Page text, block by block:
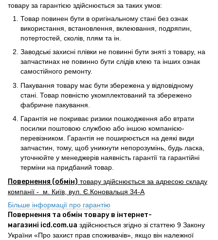
товару за гарантією здійснюється за таких умов:
Товар повинен бути в оригінальному стані без ознак
використання, встановлення, вклеювання, подряпин,
потертостей, сколів, плям та ін.
Заводські захисні плівки не повинні бути зняті з товару, на
запчастинах не повинно бути слідів клею та інших ознак
самостійного ремонту.
Пакування товару має бути збережена у відповідному
стані. Товар повністю укомплектований та збережено
фабричне пакування.
Гарантія не покриває ризики пошкодження або втрати
посилки поштовою службою або іншою компанією-
перевізником. Гарантія не поширюється на деякі види
запчастин, тому, щоб уникнути непорозумінь, будь ласка,
уточнюйте у менеджерів наявність гарантії та гарантійні
терміни на придбаний товар.
Повернення (обмін) товару здійснюється за адресою складу
компанії - м. Київ, вул. Є.Коновальця 34-А
Більше інформації про гарантію
Повернення та обмін товару в інтернет-
магазині icd.com.ua здійснюється згідно зі статтею 9 Закону
України «Про захист прав споживачів», якщо він належної